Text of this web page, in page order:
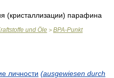
(кристаллизации) парафина
und Öle > BPA-Punkt
личности (ausgewiesen durch